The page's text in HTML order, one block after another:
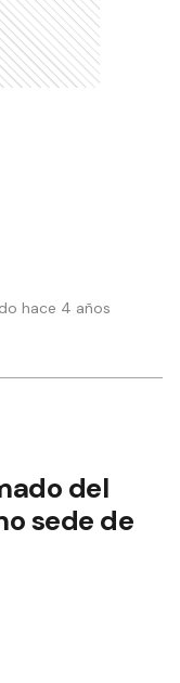
hace 4 años
del
sede de